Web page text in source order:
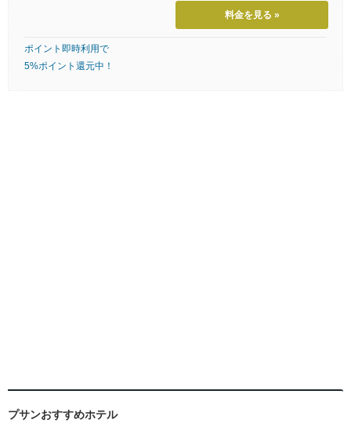
料金を見る »
ポイント即時利用で
5%ポイント還元中！
プサンおすすめホテル